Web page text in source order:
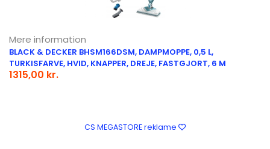
Mere information
BLACK & DECKER BHSM166DSM, DAMPMOPPE, 0,5 L,
TURKISFARVE, HVID, KNAPPER, DREJE, FASTGJORT, 6 M
1315,00 kr.
CS MEGASTORE reklame